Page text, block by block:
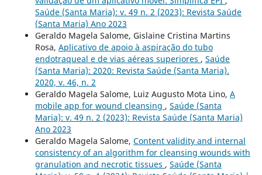
Saúde (Santa Maria): v. 49 n. 2 (2023): Revista Saúde
(Santa Maria) Ano 2023
Geraldo Magela Salome, Gislaine Cristina Martins
Rosa, Aplicativo de apoio à aspiração do tubo
endotraqueal e de vias aéreas superiores , Saúde
(Santa Maria): 2020: Revista Saúde (Santa Maria).
2020, v. 46, n. 2
Geraldo Magela Salome, Luiz Augusto Mota Lino, A
mobile app for wound cleansing , Saúde (Santa
Maria): v. 49 n. 2 (2023): Revista Saúde (Santa Maria)
Ano 2023
Geraldo Magela Salome, Content validity and internal
consistency of an algorithm for cleansing wounds with
granulation and necrotic tissues , Saúde (Santa